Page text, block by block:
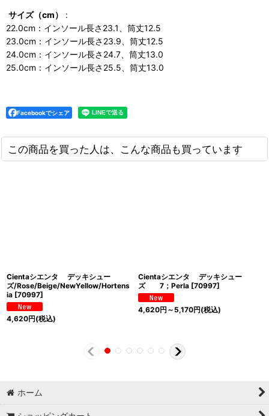
サイズ（cm）
:
22.0cm：インソール長さ23.1、筒丈12.5
23.0cm：インソール長さ23.9、筒丈12.5
24.0cm：インソール長さ24.7、筒丈13.0
25.0cm：インソール長さ25.5、筒丈13.0
Facebookでシェア
この商品を買った人は、こんな商品も買っています
Cientaシエンタ デッキシュー
ズ/Rose/Beige/NewYellow/Hortens
ia [70997]
4,620円(税込)
Cientaシエンタ デッキシュー
ズ 7；Perla [70997]
4,620円 ～5,170円(税込)
ホーム